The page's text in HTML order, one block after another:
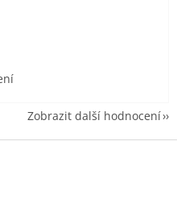
je 5 z 5 hvězdiček.
Zobrazit další hodnocení